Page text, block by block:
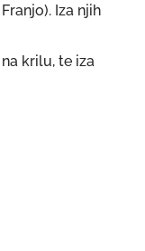
Iza njih
krilu, te iza